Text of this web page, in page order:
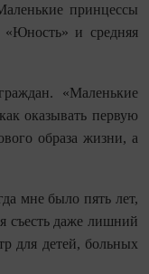
принцессы
«Юность» и средняя
«Маленькие
оказывать первую
образа жизни, а
мне было пять лет,
съесть даже лишний
для детей, больных